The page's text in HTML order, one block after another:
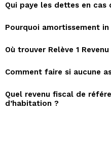
Qui paye les dettes en cas
Pourquoi amortissement in
Où trouver Relève 1
Comment faire si aucune
Quel revenu fiscal de
d’habitation ?